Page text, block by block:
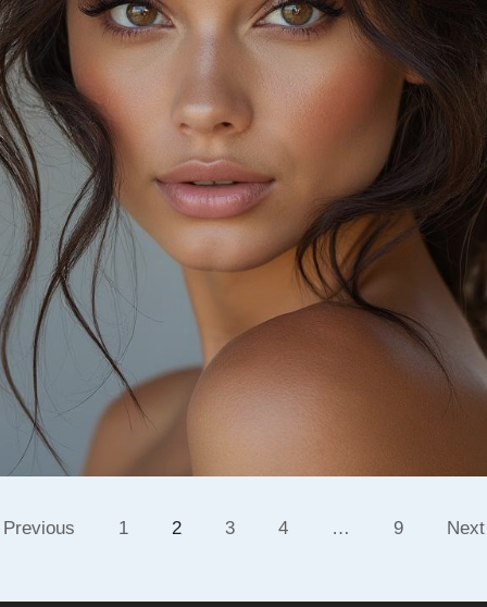
Previous 1 2 3 4 … 9 Next